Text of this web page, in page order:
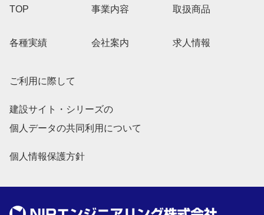
TOP 事業内容 取扱商品
各種実績 会社案内 求人情報
ご利用に際して
建設サイト・シリーズの
個人データの共同利用について
個人情報保護方針